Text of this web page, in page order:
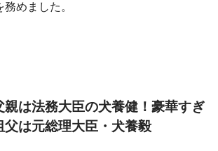
めました。
親は法務大臣の犬養健！豪華すぎ
父は元総理大臣・犬養毅